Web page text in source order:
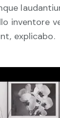
inventore
explicabo.